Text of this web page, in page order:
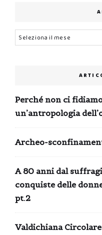
Archivi
Perché non ci
un’antropologia
Archeo-
A 80 anni dal
conquiste delle
pt.2
Valdichiana